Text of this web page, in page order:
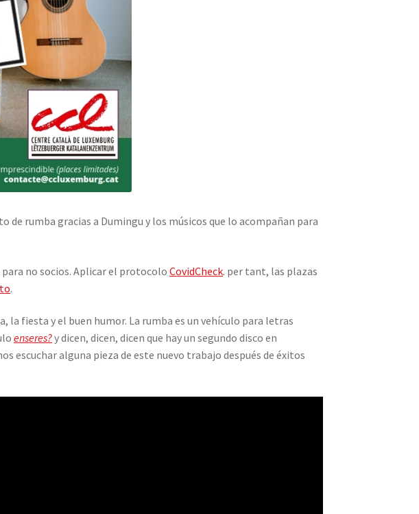
rumba gracias a Dumingu y los músicos que lo acompañan para
para no socios. Aplicar el protocoloCovidCheck. per tant, las plazas
.
la fiesta y el buen humor. La rumba es un vehículo para letras
enseres?y dicen, dicen, dicen que hay un segundo disco en
escuchar alguna pieza de este nuevo trabajo después de éxitos